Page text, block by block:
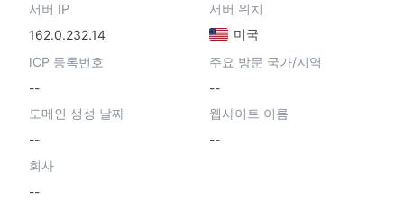
서버 IP
162.0.232.14
서버 위치
미국
ICP 등록번호
--
주요 방문 국가/지역
--
도메인 생성 날짜
--
웹사이트 이름
--
회사
--